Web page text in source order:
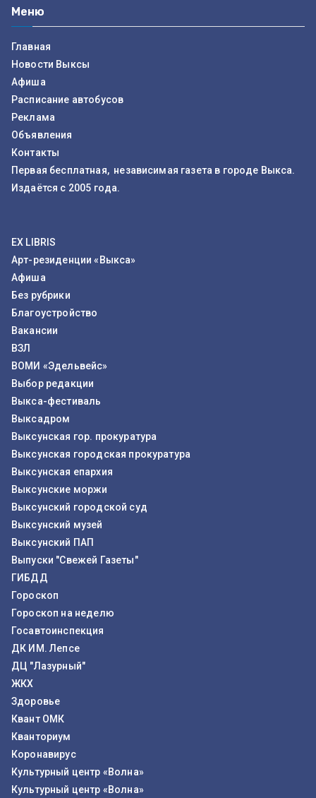
Меню
Главная
Новости Выксы
Афиша
Расписание автобусов
Реклама
Объявления
Контакты
Первая бесплатная, независимая газета в городе Выкса.
Издаётся с 2005 года.
EX LIBRIS
Арт-резиденции «Выкса»
Афиша
Без рубрики
Благоустройство
Вакансии
ВЗЛ
ВОМИ «Эдельвейс»
Выбор редакции
Выкса-фестиваль
Выксадром
Выксунская гор. прокуратура
Выксунская городская прокуратура
Выксунская епархия
Выксунские моржи
Выксунский городской суд
Выксунский музей
Выксунский ПАП
Выпуски "Свежей Газеты"
ГИБДД
Гороскоп
Гороскоп на неделю
Госавтоинспекция
ДК ИМ. Лепсе
ДЦ "Лазурный"
ЖКХ
Здоровье
Квант ОМК
Кванториум
Коронавирус
Культурный центр «Волна»
Культурный центр «Волна»